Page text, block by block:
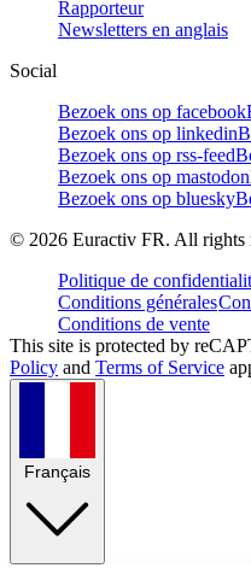
Rapporteur
Newsletters en anglais
Social
Bezoek ons op facebook
Bezoek ons op linkedin
Bezoek ons op rss-feed
Bezoek ons op mastodon
Bezoek ons op bluesky
© 2026 Euractiv FR. All rights
Politique de
Conditions générales
Conditions de vente
This site is protected by
Policy and Terms of Service
Français